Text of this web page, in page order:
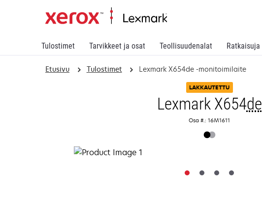
Tulostimet Tarvikkeet ja osat Teollisuudenalat Ratkaisuja
Etusivu Tulostimet Lexmark X654de -monitoimilaite
LAKKAUTETTU
Lexmark X654de
Osa #.: 16M1611